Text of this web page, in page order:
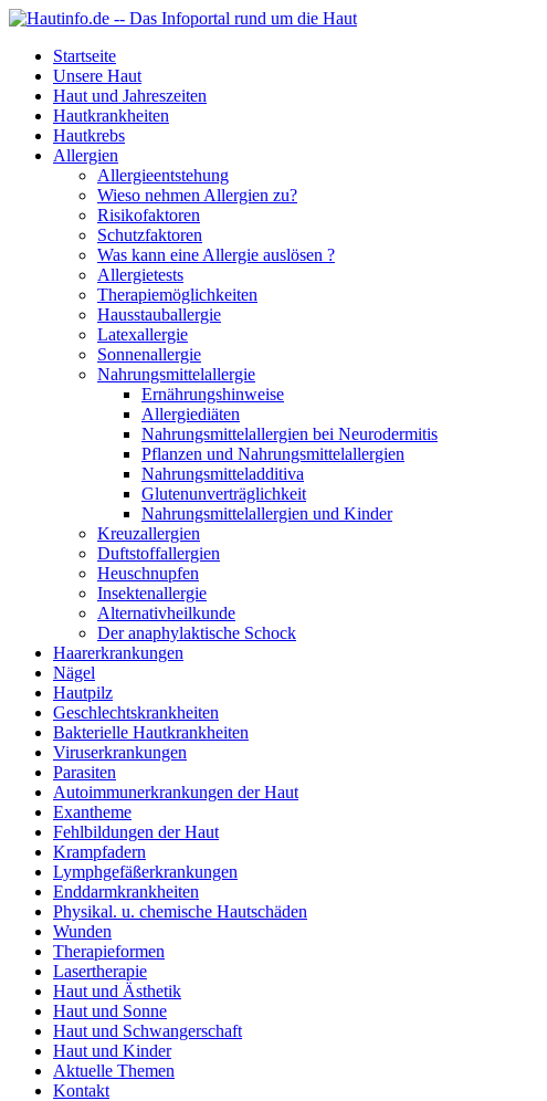
Startseite
Unsere Haut
Haut und Jahreszeiten
Hautkrankheiten
Hautkrebs
Allergien
Allergieentstehung
Wieso nehmen Allergien zu?
Risikofaktoren
Schutzfaktoren
Was kann eine Allergie auslösen ?
Allergietests
Therapiemöglichkeiten
Hausstauballergie
Latexallergie
Sonnenallergie
Nahrungsmittelallergie
Ernährungshinweise
Allergiediäten
Nahrungsmittelallergien bei Neurodermitis
Pflanzen und Nahrungsmittelallergien
Nahrungsmitteladditiva
Glutenunverträglichkeit
Nahrungsmittelallergien und Kinder
Kreuzallergien
Duftstoffallergien
Heuschnupfen
Insektenallergie
Alternativheilkunde
Der anaphylaktische Schock
Haarerkrankungen
Nägel
Hautpilz
Geschlechtskrankheiten
Bakterielle Hautkrankheiten
Viruserkrankungen
Parasiten
Autoimmunerkrankungen der Haut
Exantheme
Fehlbildungen der Haut
Krampfadern
Lymphgefäßerkrankungen
Enddarmkrankheiten
Physikal. u. chemische Hautschäden
Wunden
Therapieformen
Lasertherapie
Haut und Ästhetik
Haut und Sonne
Haut und Schwangerschaft
Haut und Kinder
Aktuelle Themen
Kontakt